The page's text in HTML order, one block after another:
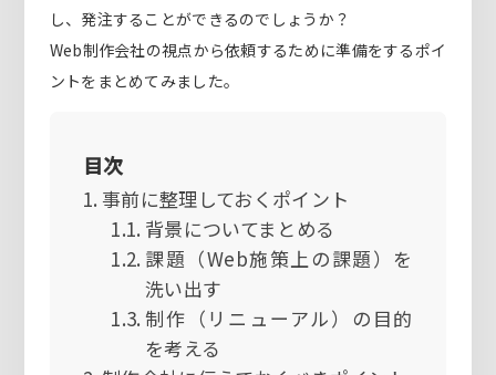
し、発注することができるのでしょうか？
Web制作会社の視点から依頼するために準備をするポイ
ントをまとめてみました。
目次
事前に整理しておくポイント
背景についてまとめる
課題（Web施策上の課題）を
洗い出す
制作（リニューアル）の目的
を考える